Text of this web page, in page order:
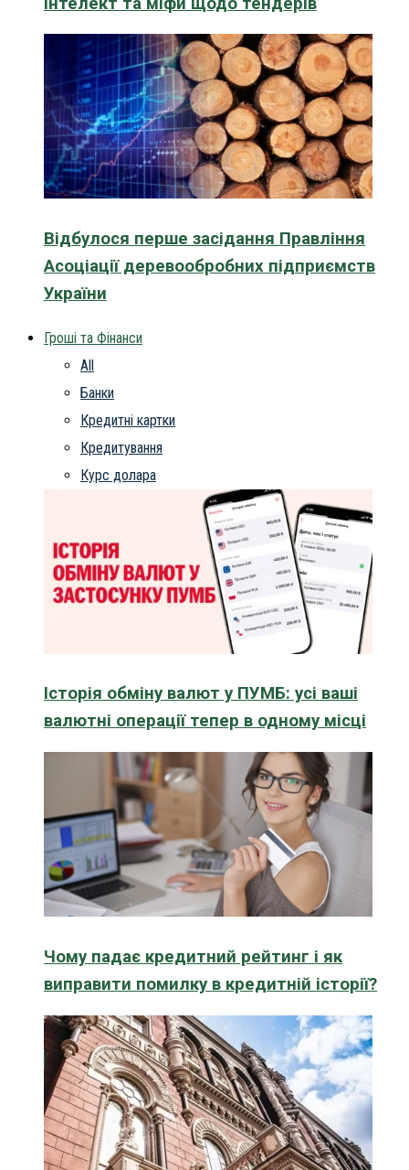
Відбулося перше засідання Правління
Асоціації деревообробних підприємств
України
Гроші та Фінанси
All
Банки
Кредитні картки
Кредитування
Курс долара
Історія обміну валют у ПУМБ: усі ваші
валютні операції тепер в одному місці
Чому падає кредитний рейтинг і як
виправити помилку в кредитній історії?